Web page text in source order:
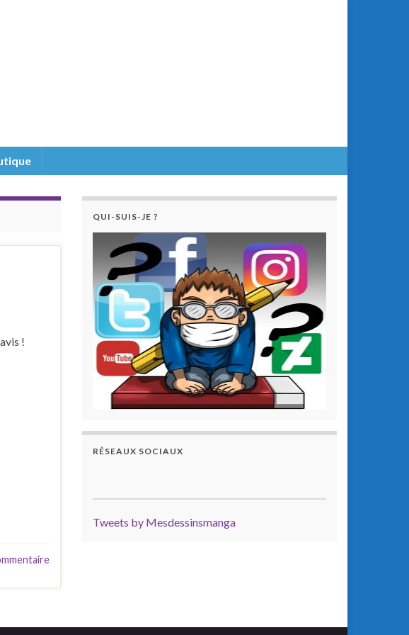
!
QUI-SUIS-JE ?
RÉSEAUX SOCIAUX
Tweets by Mesdessinsmanga